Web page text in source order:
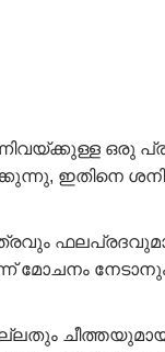
ഒരു
ഇതിനെ ശനി
മോചനം